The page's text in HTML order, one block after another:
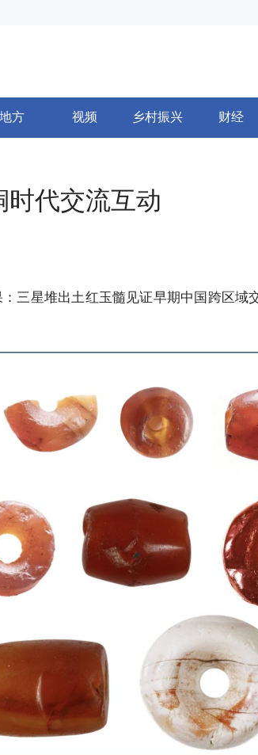
地方 视频 乡村振兴 财经
时代交流互动
三星堆出土红玉髓见证早期中国跨区域